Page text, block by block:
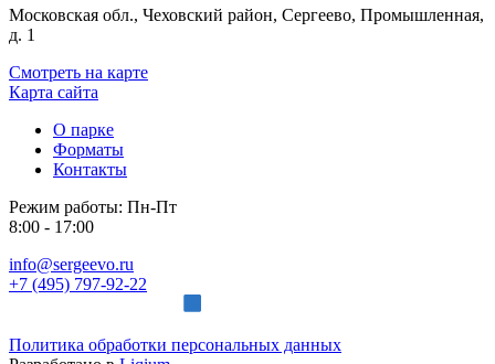
Московская обл., Чеховский район, Сергеево, Промышленная,
д. 1
Смотреть на карте
Карта сайта
О парке
Форматы
Контакты
Режим работы: Пн-Пт
8:00 - 17:00
info@sergeevo.ru
+7 (495) 797-92-22
Политика обработки персональных данных